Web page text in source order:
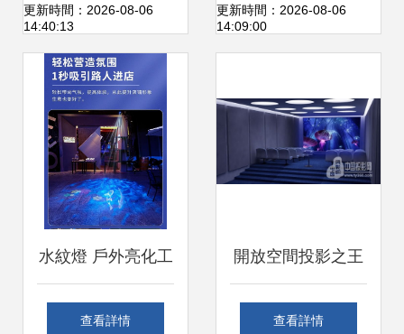
塑空間氛圍
更新時間：2026-08-06
14:40:13
超清光影藝術
更新時間：2026-08-06
14:09:00
水紋燈 戶外亮化工
程的靈動之筆，氛
查看詳情
開放空間投影之王
理光專業級雙燈工
查看詳情